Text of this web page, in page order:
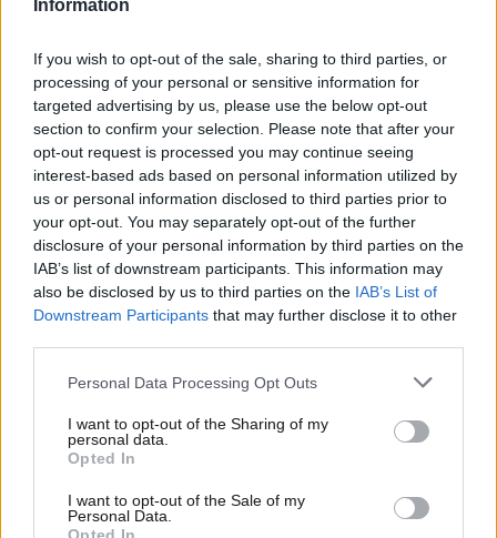
Information
If you wish to opt-out of the sale, sharing to third parties, or
processing of your personal or sensitive information for
targeted advertising by us, please use the below opt-out
section to confirm your selection. Please note that after your
opt-out request is processed you may continue seeing
interest-based ads based on personal information utilized by
us or personal information disclosed to third parties prior to
your opt-out. You may separately opt-out of the further
disclosure of your personal information by third parties on the
IAB’s list of downstream participants. This information may
also be disclosed by us to third parties on the IAB’s List of
Downstream Participants that may further disclose it to other
Please note that this website/app uses one or more Google
not limited to your visit or usage behaviour. You may click to
grant or deny consent to Google and its third-party tags to
use your data for below specified purposes in below Google
consent section.
Personal Data Processing Opt Outs
I want to opt-out of the Sharing of my
personal data.
Opted In
I want to opt-out of the Sale of my
Personal Data.
04·08·2010 17:26
Σε υψηλό έτους το Euribor